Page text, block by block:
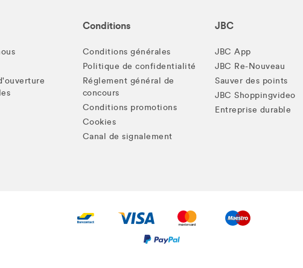
Conditions
Conditions générales
Politique de confidentialité
Réglement général de
concours
Conditions promotions
Cookies
Canal de signalement
JBC
JBC App
JBC Re-Nouveau
Sauver des points
JBC Shoppingvideo
Entreprise durable